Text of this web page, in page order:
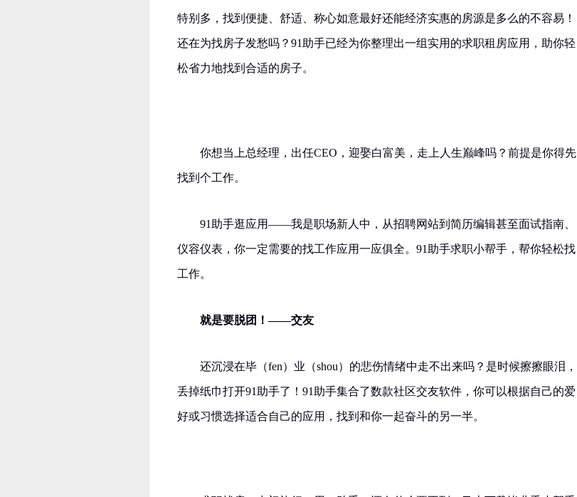
特别多，找到便捷、舒适、称心如意最好还能经济实惠的房源是多么的不容易！
还在为找房子发愁吗？91助手已经为你整理出一组实用的求职租房应用，助你轻
松省力地找到合适的房子。
你想当上总经理，出任CEO，迎娶白富美，走上人生巅峰吗？前提是你得先
找到个工作。
91助手逛应用——我是职场新人中，从招聘网站到简历编辑甚至面试指南、
仪容仪表，你一定需要的找工作应用一应俱全。91助手求职小帮手，帮你轻松找
工作。
就是要脱团！——交友
还沉浸在毕（fen）业（shou）的悲伤情绪中走不出来吗？是时候擦擦眼泪，
丢掉纸巾打开91助手了！91助手集合了数款社区交友软件，你可以根据自己的爱
好或习惯选择适合自己的应用，找到和你一起奋斗的另一半。